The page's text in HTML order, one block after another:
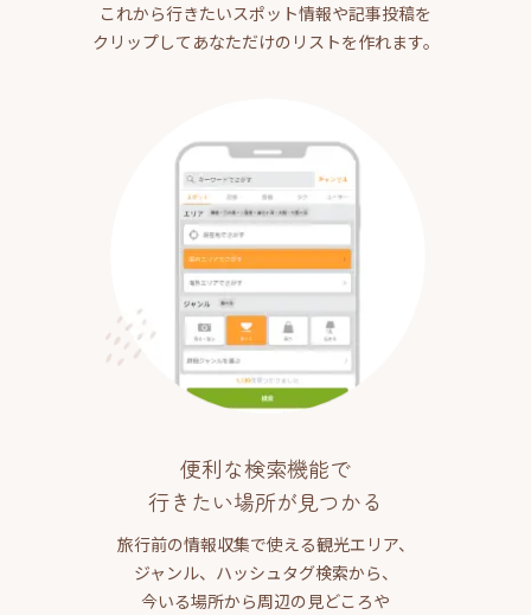
これから行きたいスポット情報や記事投稿を
クリップしてあなただけのリストを作れます。
便利な検索機能で
行きたい場所が見つかる
旅行前の情報収集で使える観光エリア、
ジャンル、ハッシュタグ検索から、
今いる場所から周辺の見どころや